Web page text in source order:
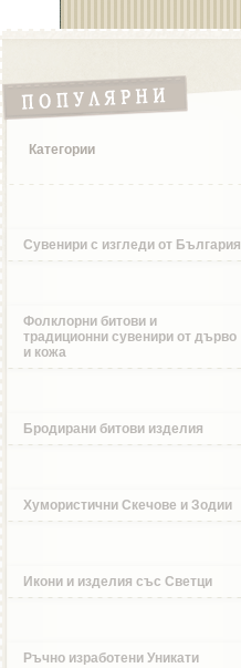
Категории
Сувенири с изгледи от България
Фолклорни битови и
традиционни сувенири от дърво
и кожа
Бродирани битови изделия
Хумористични Скечове и Зодии
Икони и изделия със Светци
Ръчно изработени Уникати